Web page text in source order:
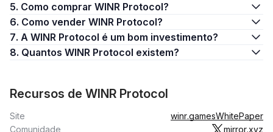
5. Como comprar WINR Protocol?
6. Como vender WINR Protocol?
7. A WINR Protocol é um bom investimento?
8. Quantos WINR Protocol existem?
Recursos de WINR Protocol
Site winr.gamesWhitePaper
Comunidade
mirror.xyz